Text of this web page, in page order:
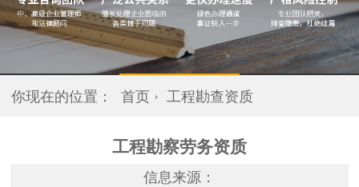
你现在的位置： 首页 工程勘查资质
工程勘察劳务资质
信息来源：